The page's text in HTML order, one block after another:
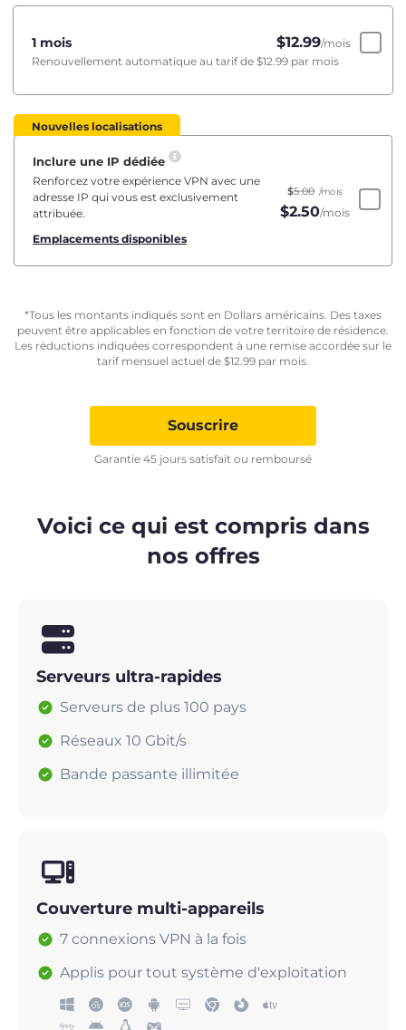
1 mois $12.99/mois
Renouvellement automatique au tarif de $12.99 par mois
Nouvelles localisations
Inclure une IP dédiée
Renforcez votre expérience VPN avec une
adresse IP qui vous est exclusivement
attribuée.
Emplacements disponibles
$5.00 /mois
$2.50/mois
*Tous les montants indiqués sont en Dollars américains. Des taxes
peuvent être applicables en fonction de votre territoire de résidence.
Les réductions indiquées correspondent à une remise accordée sur le
tarif mensuel actuel de $12.99 par mois.
Souscrire
Garantie 45 jours satisfait ou remboursé
Voici ce qui est compris dans
nos offres
Serveurs ultra-rapides
Serveurs de plus 100 pays
Réseaux 10 Gbit/s
Bande passante illimitée
Couverture multi-appareils
7 connexions VPN à la fois
Applis pour tout système d'exploitation